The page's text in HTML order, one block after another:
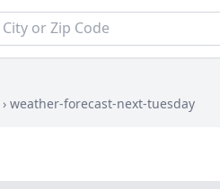
› weather-forecast-next-tuesday